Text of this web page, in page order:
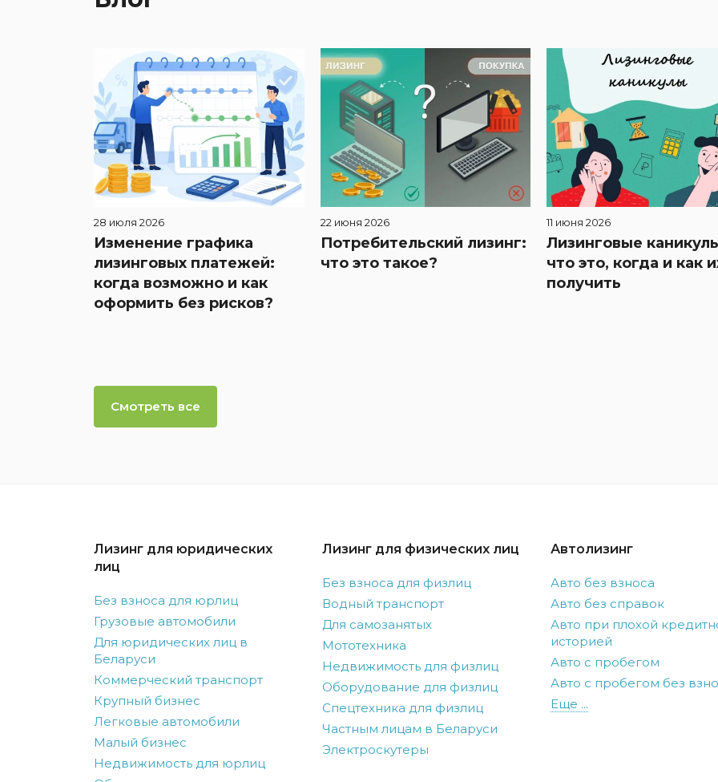
28 июля 2026
Изменение графика
лизинговых платежей:
когда возможно и как
оформить без рисков?
22 июня 2026
Потребительский лизинг:
что это такое?
11 июня 2026
Лизинговые
что это, когда и как
получить
Смотреть все
Лизинг для юридических
лиц
Без взноса для юрлиц
Грузовые автомобили
Для юридических лиц в
Беларуси
Коммерческий транспорт
Крупный бизнес
Легковые автомобили
Малый бизнес
Недвижимость для юрлиц
Лизинг для физических лиц
Без взноса для физлиц
Водный транспорт
Для самозанятых
Мототехника
Недвижимость для физлиц
Оборудование для физлиц
Спецтехника для физлиц
Частным лицам в Беларуси
Электроскутеры
Автолизинг
Авто без взноса
Авто без справок
Авто при плохой
историей
Авто с пробегом
Авто с пробегом без
Еще ...